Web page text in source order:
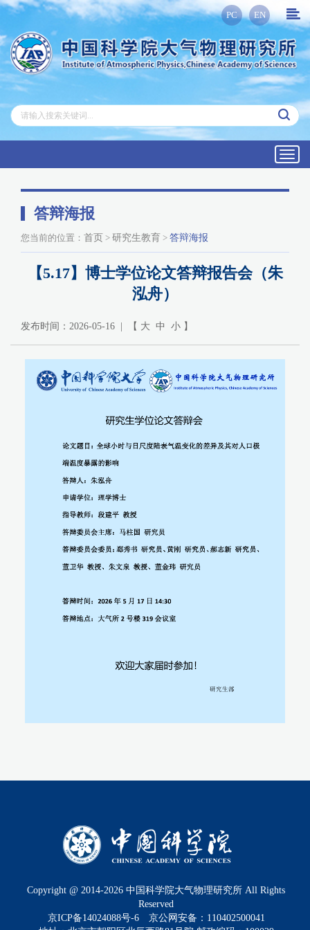
PC EN
答辩海报
您当前的位置： 首页 > 研究生教育 > 答辩海报
【5.17】博士学位论文答辩报告会（朱
泓舟）
发布时间：2026-05-16 | 【 大 中 小 】
Copyright @ 2014-2026 中国科学院大气物理研究所 All Rights
Reserved
京ICP备14024088号-6
京公网安备：110402500041